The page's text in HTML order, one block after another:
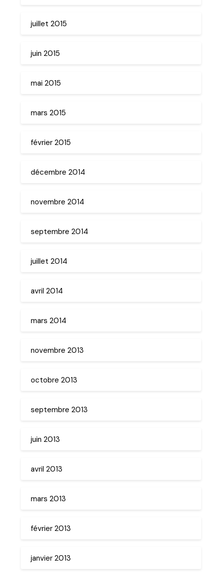
juillet 2015
juin 2015
mai 2015
mars 2015
février 2015
décembre 2014
novembre 2014
septembre 2014
juillet 2014
avril 2014
mars 2014
novembre 2013
octobre 2013
septembre 2013
juin 2013
avril 2013
mars 2013
février 2013
janvier 2013